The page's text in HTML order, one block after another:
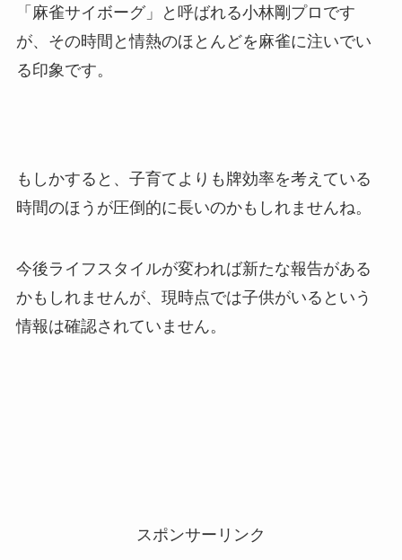
「麻雀サイボーグ」と呼ばれる小林剛プロです
が、その時間と情熱のほとんどを麻雀に注いでい
る印象です。
もしかすると、子育てよりも牌効率を考えている
時間のほうが圧倒的に長いのかもしれませんね。
今後ライフスタイルが変われば新たな報告がある
かもしれませんが、現時点では子供がいるという
情報は確認されていません。
スポンサーリンク